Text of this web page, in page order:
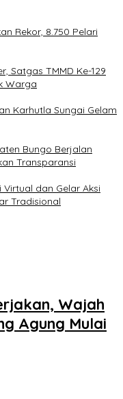
Rekor, 8.750 Pelari
Satgas TMMD Ke-129
Warga
Karhutla Sungai Gelam
Bungo Berjalan
Transparansi
Virtual dan Gelar Aksi
Tradisional
Wajah
Agung Mulai